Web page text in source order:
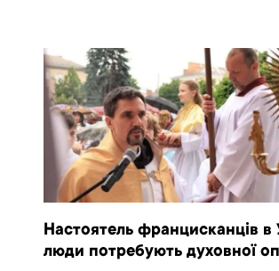
Настоятель францисканців в
люди потребують духовної